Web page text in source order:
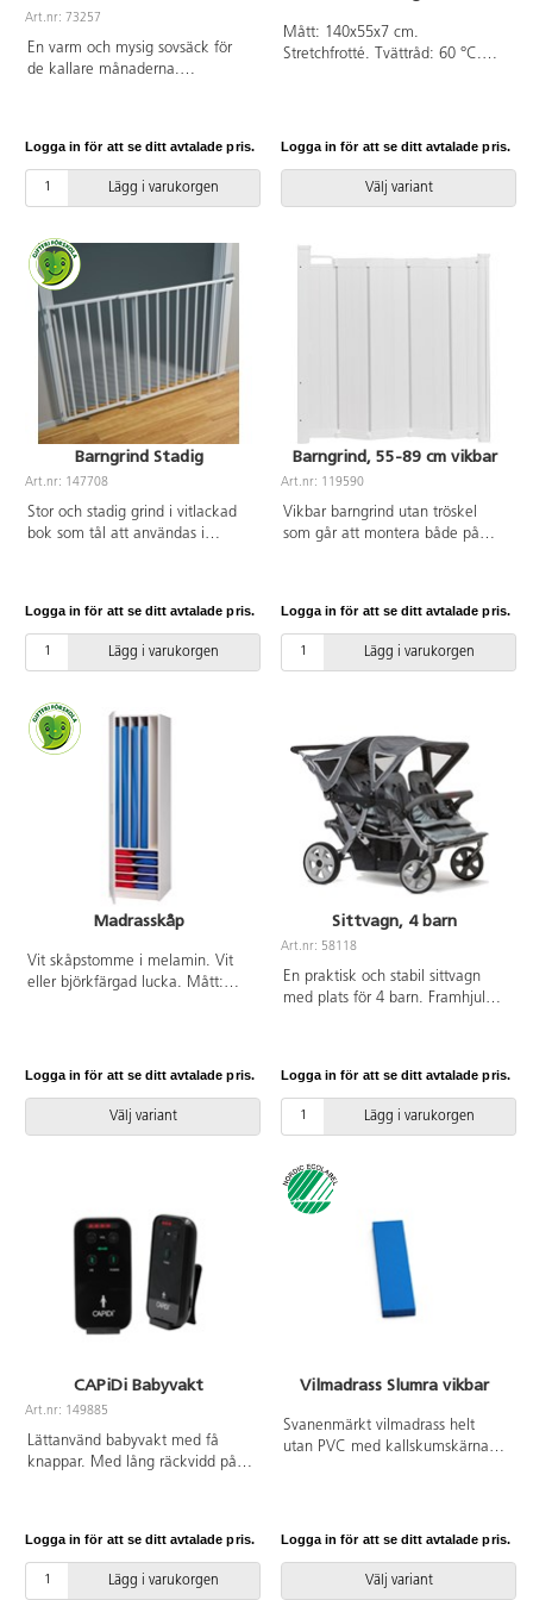
rengöres vid behov för att
är 2x22 kg och varukorgen
10 kg. Vagnens vikt 12,5 kg.
som är PVC-fri. Maxvikt i vagnen
är 2x22 kg och varukorgen
Art.nr: 73257
En varm och mysig sovsäck för
de kallare månaderna.
kunna växa med barnet.
Levereras med förvaringspåse.
Bredd 50 cm. Textilen är Oeko-
Yttermaterial av polyester och
innertyg i mjuk fleece. Fyllning av
100 % polyester. Maskintvätt 40
°C.
Logga in för att se ditt avtalade pris.
Lägg i varukorgen
Mått: 140x55x7 cm.
Stretchfrotté. Tvättråd: 60 °C.
Logga in för att se ditt avtalade pris.
Välj variant
Barngrind Stadig
Art.nr: 147708
Stor och stadig grind i vitlackad
bok som tål att användas i
Rejäl låsning som är lätt för
vuxna att förstå hur den ska
hanteras. Fri passage utan list
eller framför dörrkarm eller
öppning. Ställbar inuti en
öppning från 91,5 till 133 cm och
Logga in för att se ditt avtalade pris.
Lägg i varukorgen
Barngrind, 55-89 cm vikbar
Art.nr: 119590
Vikbar barngrind utan tröskel
som går att montera både på
justera mellan 55-89 cm. Höjd
74 cm. Vid fästning utanför
dörröppning 55-79,5 cm. Vid
Logga in för att se ditt avtalade pris.
Lägg i varukorgen
Madrasskåp
Vit skåpstomme i melamin. Vit
eller björkfärgad lucka. Mått:
Logga in för att se ditt avtalade pris.
Välj variant
Sittvagn, 4 barn
Art.nr: 58118
En praktisk och stabil sittvagn
med plats för 4 barn. Framhjul
hjullåsning och fotstödet är
justerbart. Enkel att fälla ihop.
Vattenavstötande tyg med reflex
viloläge och barnsele ingår.
Avtorkningsbar. Stor och rymlig
varukorg under sätena. Sittmått:
cirka 30 cm. Mått:
B84xL110xH110 cm. Max vikt:
18 kg per säte. Vagnen
rekommenderas för användning
för barn från 6 månader.
Logga in för att se ditt avtalade pris.
Lägg i varukorgen
CAPiDi Babyvakt
Art.nr: 149885
Lättanvänd babyvakt med få
knappar. Med lång räckvidd på
batteritid med 100 timmars
standbytid. Den har en
vuxenenhet med ett
Logga in för att se ditt avtalade pris.
Lägg i varukorgen
Vilmadrass Slumra vikbar
Svanenmärkt vilmadrass helt
utan PVC med kallskumskärna.
bestående av 49 % polyuretan
Vattentät. Avtorkningsbar med
Logga in för att se ditt avtalade pris.
Välj variant